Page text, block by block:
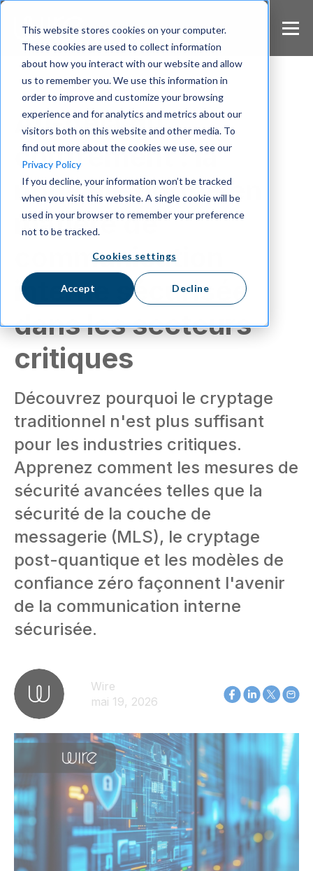
This website stores cookies on your computer.
These cookies are used to collect information
about how you interact with our website and allow
us to remember you. We use this information in
order to improve and customize your browsing
experience and for analytics and metrics about our
visitors both on this website and other media. To
find out more about the cookies we use, see our
Privacy Policy
If you decline, your information won’t be tracked
when you visit this website. A single cookie will be
used in your browser to remember your preference
not to be tracked.
Cookies settings
Accept Decline
S
Au-delà du
chiffrement : la
nouvelle norme en
matière de
communication
interne sécurisée
dans les secteurs
critiques
Découvrez pourquoi le cryptage
traditionnel n'est plus suffisant
pour les industries critiques.
Apprenez comment les mesures de
sécurité avancées telles que la
sécurité de la couche de
messagerie (MLS), le cryptage
post-quantique et les modèles de
confiance zéro façonnent l'avenir
de la communication interne
sécurisée.
Wire
mai 19, 2026